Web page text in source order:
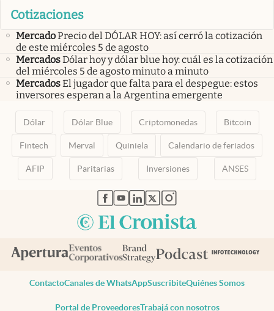
Cotizaciones
MercadoPrecio del DÓLAR HOY: así cerró la cotización
de este miércoles 5 de agosto
MercadosDólar hoy y dólar blue hoy: cuál es la cotización
del miércoles 5 de agosto minuto a minuto
MercadosEl jugador que falta para el despegue: estos
inversores esperan a la Argentina emergente
Dólar Dólar Blue Criptomonedas Bitcoin
Fintech Merval Quiniela Calendario de feriados
AFIP Paritarias Inversiones ANSES
abre en nueva pestaña
abre en nueva pestaña
abre en nueva pestaña
abre en nueva pestaña
abre en nueva pestaña
ContactoCanales de WhatsAppSuscribiteQuiénes Somos
Portal de ProveedoresTrabajá con nosotros